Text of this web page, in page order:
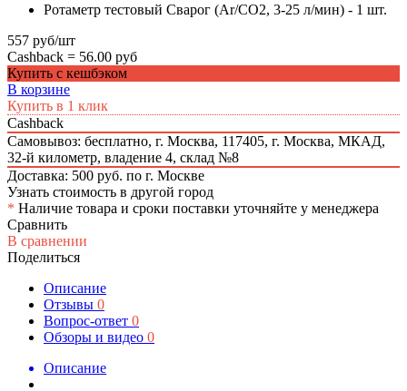
Ротаметр тестовый Сварог (Ar/CO2, 3-25 л/мин) - 1 шт.
557 руб/шт
Cashback = 56.00 руб
Купить с кешбэком
В корзине
Купить в 1 клик
Cashback
Самовывоз: бесплатно, г. Москва, 117405, г. Москва, МКАД,
32-й километр, владение 4, склад №8
Доставка: 500 руб. по г. Москве
Узнать стоимость в другой город
* Наличие товара и сроки поставки уточняйте у менеджера
Сравнить
В сравнении
Поделиться
Описание
Отзывы 0
Вопрос-ответ 0
Обзоры и видео 0
Описание